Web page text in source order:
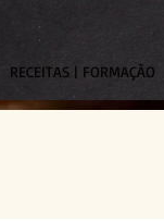
RECEITAS | FORMAÇÃO